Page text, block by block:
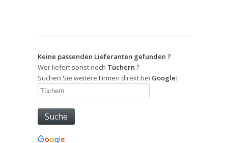
Keine passenden Lieferanten gefunden ?
Wer liefert sonst noch Tüchern ?
Suchen Sie weitere Firmen direkt bei Google: